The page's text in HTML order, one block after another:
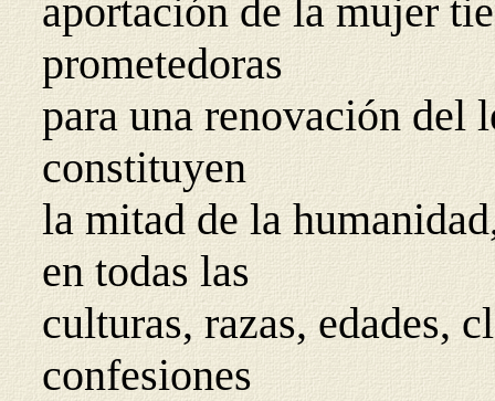
aportación de la mujer
prometedoras
para una renovación del
constituyen
la mitad de la
en todas las
culturas, razas, edades,
confesiones